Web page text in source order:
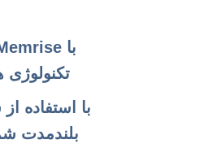
با استفاده
بلندمدت